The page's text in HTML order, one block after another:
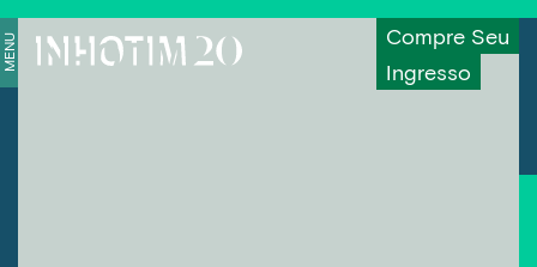
Compre Seu
Ingresso
MENU